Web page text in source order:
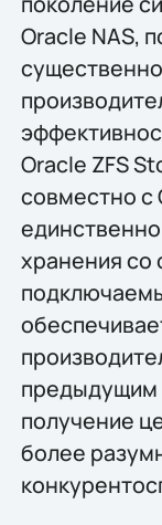
Oracle NAS,
Oracle ZFS
совместно с
хранения со
предыдущим
получение
более